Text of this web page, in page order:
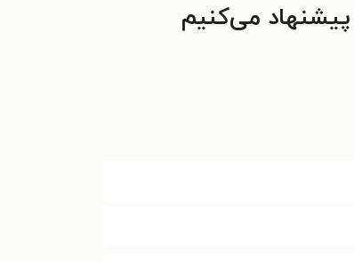
می‌کنیم